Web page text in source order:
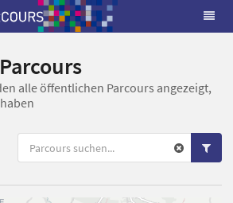
alle öffentlichen Parcours angezeigt,